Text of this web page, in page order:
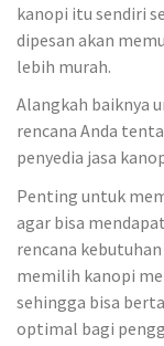
kanopi itu sendiri
dipesan akan
lebih murah.
Alangkah baiknya
rencana Anda
penyedia jasa
Penting untuk
agar bisa
rencana
memilih kanopi
sehingga bisa
optimal bagi